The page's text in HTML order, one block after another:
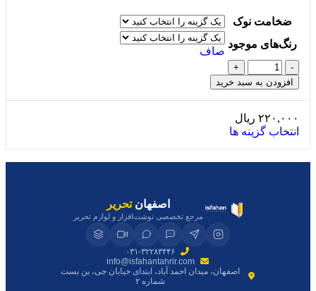
ضخامت نوک
رنگ‌های موجود
صاف
-
+
افزودن به سبد خرید
۲۲۰,۰۰۰ ریال
انتخاب گزینه ها
اصفهانتحریر
مرجع تخصصی نوشت‌افزار و لوازم تحریر
۰۳۱-۳۲۲۸۳۴۴۶
info@isfahantahrir.com
اصفهان، میدان احمد آباد، ابتدای خیابان جی، بن بست
شماره ۲